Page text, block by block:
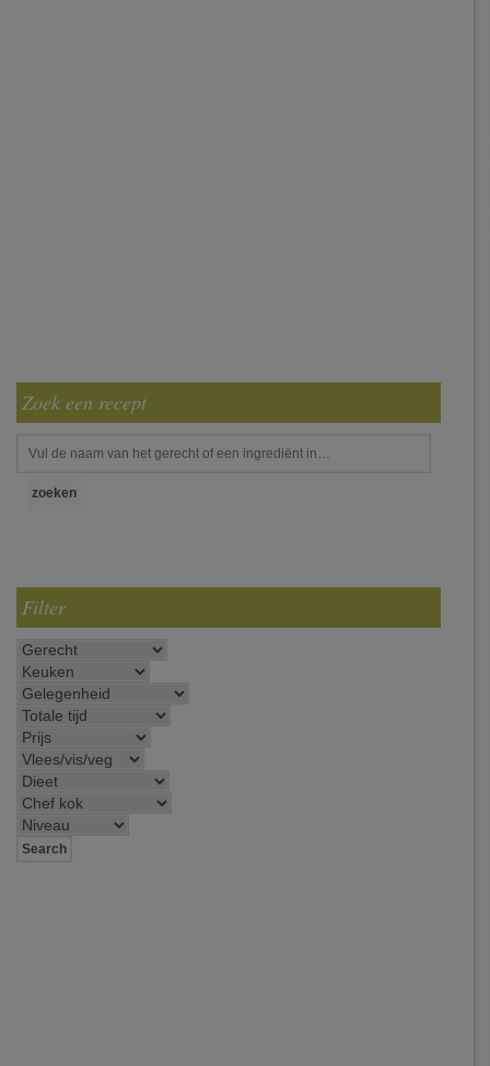
Zoek een recept
Filter